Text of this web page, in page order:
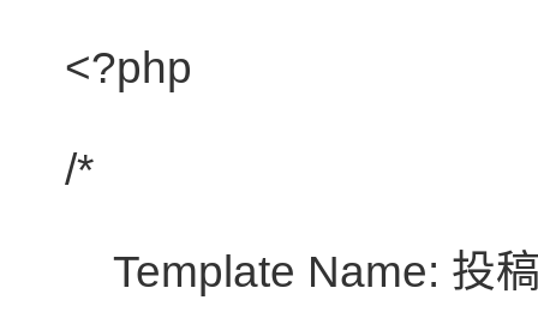
<?php
/*
Template Name: 投